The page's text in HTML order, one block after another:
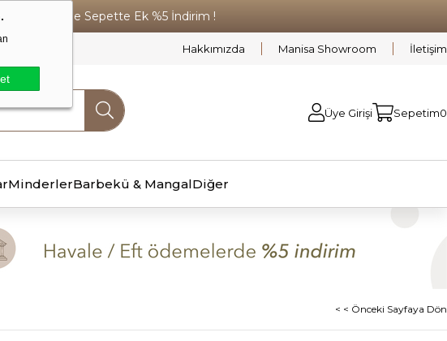
Sepette Ek %5 İndirim !
Hakkımızda Manisa Showroom İletişim
Üye Girişi Sepetim0
MinderlerBarbekü & MangalDiğer
< < Önceki Sayfaya Dön